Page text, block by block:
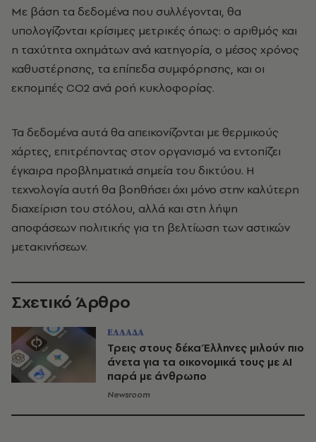
Με βάση τα δεδομένα που συλλέγονται, θα
υπολογίζονται κρίσιμες μετρικές όπως: ο αριθμός και
η ταχύτητα οχημάτων ανά κατηγορία, ο μέσος χρόνος
καθυστέρησης, τα επίπεδα συμφόρησης, και οι
εκπομπές CO2 ανά ροή κυκλοφορίας.
Τα δεδομένα αυτά θα απεικονίζονται με θερμικούς
χάρτες, επιτρέποντας στον οργανισμό να εντοπίζει
έγκαιρα προβληματικά σημεία του δικτύου. Η
τεχνολογία αυτή θα βοηθήσει όχι μόνο στην καλύτερη
διαχείριση του στόλου, αλλά και στη λήψη
αποφάσεων πολιτικής για τη βελτίωση των αστικών
μετακινήσεων.
Σχετικό Άρθρο
ΕΛΛΑΔΑ
Τρεις στους δέκα Έλληνες μιλούν πιο
άνετα για τα οικονομικά τους με AI
παρά με άνθρωπο
Newsroom